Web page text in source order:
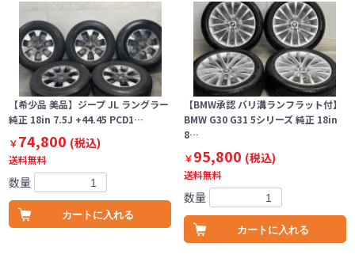
【希少品 美品】ジープ JL ラングラー
純正 18in 7.5J +44.45 PCD1…
￥74,800 (税込)
送料無料
数量
カートに入れる
【BMW承認 バリ溝ランフラット付】
BMW G30 G31 5シリーズ 純正 18in
8…
￥95,800 (税込)
送料無料
数量
カートに入れる